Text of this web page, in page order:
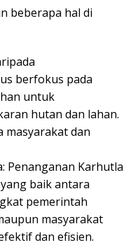
beberapa hal di
berfokus pada
untuk
hutan dan lahan.
masyarakat dan
Penanganan Karhutla
baik antara
pemerintah
masyarakat
dan efisien.